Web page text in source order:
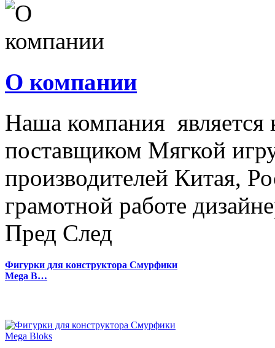
О компании
Наша компания
поставщиком Мягкой
производителей Китая,
грамотной работе
Пред След
Фигурки для конструктора Смурфики
Mega B…